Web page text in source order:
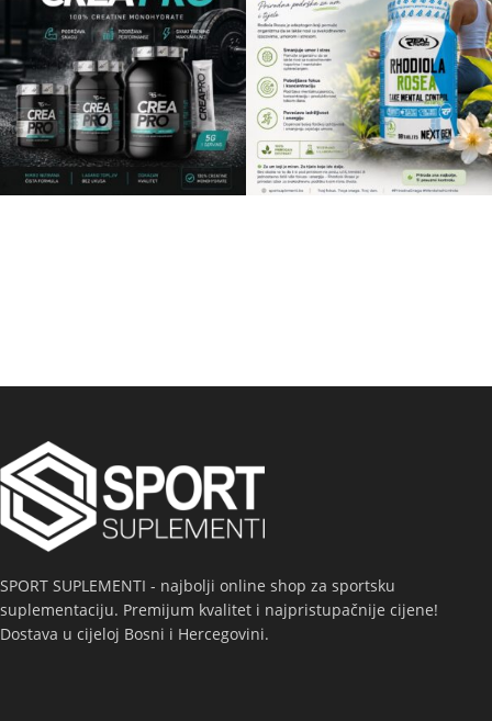
SPORT SUPLEMENTI - najbolji online shop za sportsku
suplementaciju. Premijum kvalitet i najpristupačnije cijene!
Dostava u cijeloj Bosni i Hercegovini.